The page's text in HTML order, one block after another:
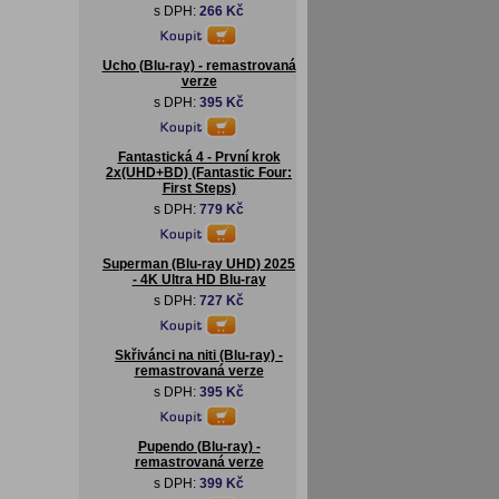
s DPH: 266 Kč
Ucho (Blu-ray) - remastrovaná
verze
s DPH: 395 Kč
Fantastická 4 - První krok
2x(UHD+BD) (Fantastic Four:
First Steps)
s DPH: 779 Kč
Superman (Blu-ray UHD) 2025
- 4K Ultra HD Blu-ray
s DPH: 727 Kč
Skřivánci na niti (Blu-ray) -
remastrovaná verze
s DPH: 395 Kč
Pupendo (Blu-ray) -
remastrovaná verze
s DPH: 399 Kč